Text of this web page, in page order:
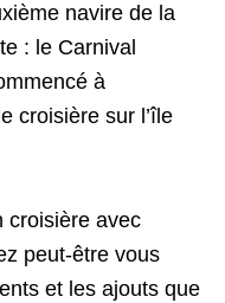
navire de la
: le Carnival
à
croisière sur l’île
croisière avec
peut-être vous
et les ajouts que